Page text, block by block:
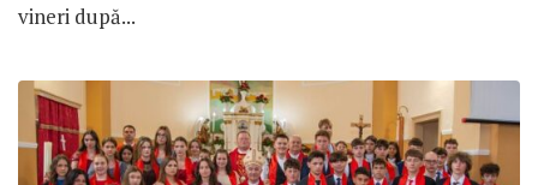
vineri după...